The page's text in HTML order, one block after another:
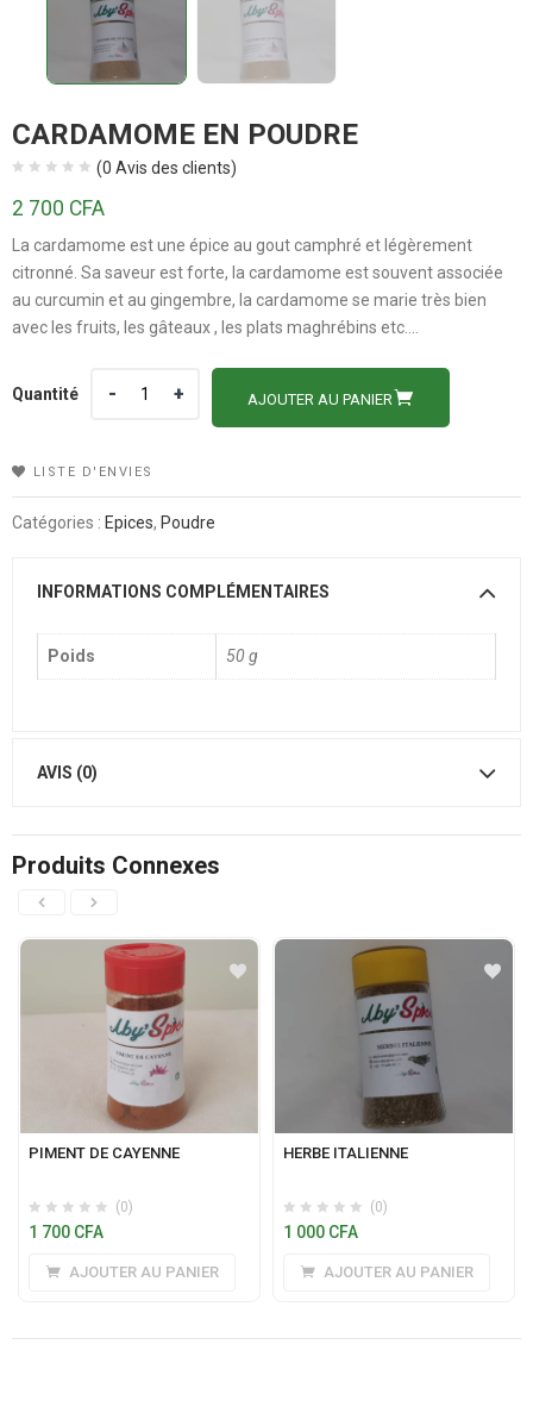
CARDAMOME EN POUDRE
(0 Avis des clients)
2 700 CFA
La cardamome est une épice au gout camphré et légèrement
citronné. Sa saveur est forte, la cardamome est souvent associée
au curcumin et au gingembre, la cardamome se marie très bien
avec les fruits, les gâteaux , les plats maghrébins etc….
Quantité
Quantité
AJOUTER AU PANIER
LISTE D'ENVIES
Catégories : Epices, Poudre
INFORMATIONS COMPLÉMENTAIRES
Poids 50 g
AVIS (0)
Produits Connexes
PIMENT DE CAYENNE
(0)
1 700 CFA
AJOUTER AU PANIER
HERBE ITALIENNE
(0)
1 000 CFA
AJOUTER AU PANIER